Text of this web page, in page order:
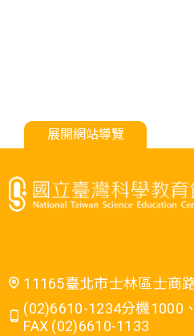
展開網站導覽
11165臺北市士林區士商
(02)6610-1234分機1000
FAX (02)6610-1133